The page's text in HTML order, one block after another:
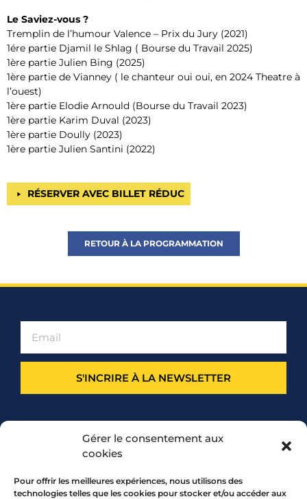
Gérer le consentement aux
cookies
Pour offrir les meilleures expériences, nous utilisons des
technologies telles que les cookies pour stocker et/ou accéder aux
Le Saviez-vous ?
Tremplin de l’humour Valence – Prix du Jury (2021)
1ére partie Djamil le Shlag ( Bourse du Travail 2025)
1ère partie Julien Bing (2025)
1ère partie de Vianney ( le chanteur oui oui, en 2024 Theatre à
l’ouest)
1ère partie Elodie Arnould (Bourse du Travail 2023)
1ère partie Karim Duval (2023)
1ère partie Doully (2023)
1ère partie Julien Santini (2022)
RÉSERVER AVEC BILLET RÉDUC
RETOUR À LA PROGRAMMATION
S'INCRIRE À LA NEWSLETTER